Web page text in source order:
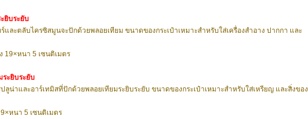
ยิบระยับ
และตลับไครซิสมูนจะปักด้วยพลอยเทียม ขนาดของกระเป๋าเหมาะสำหรับใส่เครื่องสำอาง ปากกา และ
19×หนา 5 เซนติเมตร
ระยิบระยับ
ปลูน่าและอาร์เทมิสที่ปักด้วยพลอยเทียมระยิบระยับ ขนาดของกระเป๋าเหมาะสำหรับใส่เหรียญ และสิ่งของ
หนา 5 เซนติเมตร